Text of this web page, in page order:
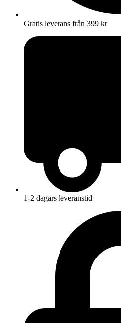
Gratis leverans från 399 kr
1-2 dagars leveranstid